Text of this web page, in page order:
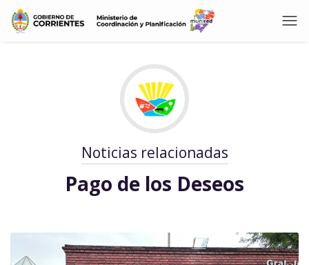
Noticias relacionadas
Pago de los Deseos